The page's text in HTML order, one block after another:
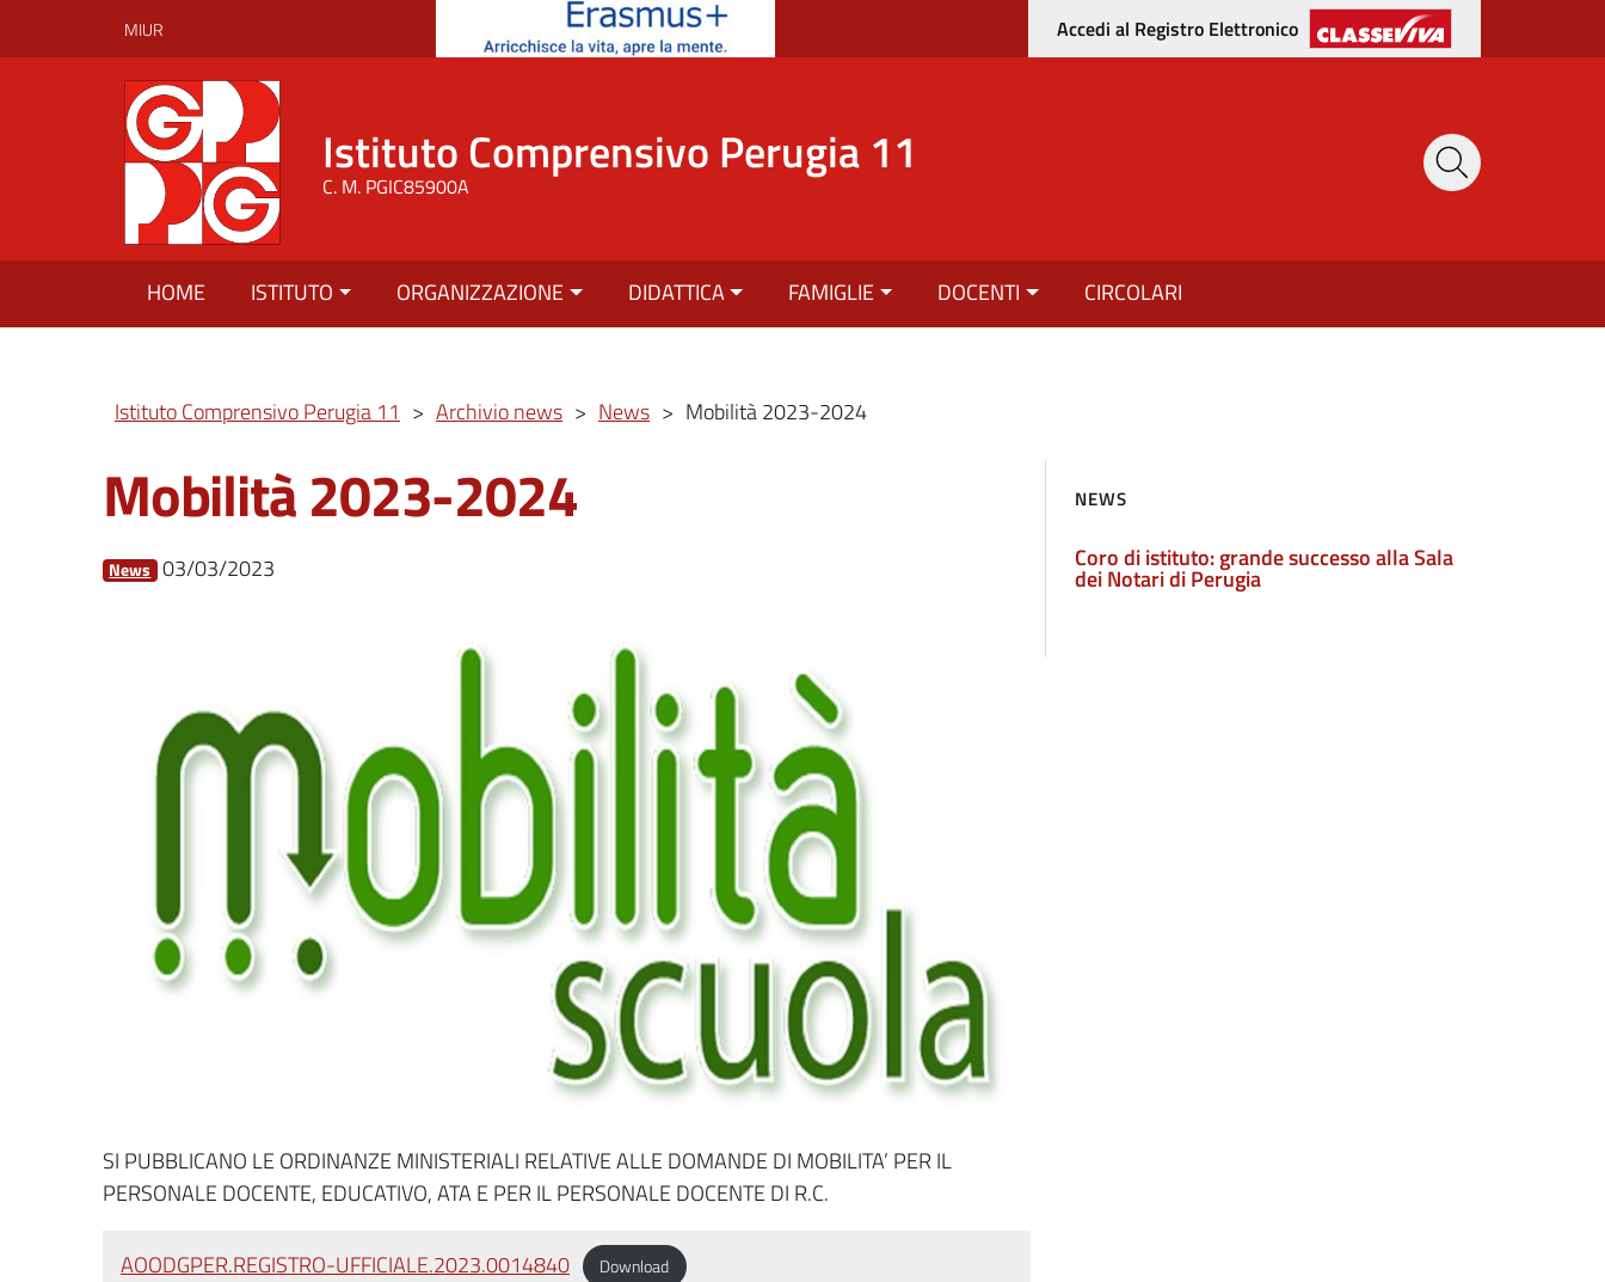
MIUR Accedi al Registro Elettronico
Istituto Comprensivo Perugia 11
C. M. PGIC85900A
HOME ISTITUTO ORGANIZZAZIONE DIDATTICA FAMIGLIE DOCENTI CIRCOLARI
Istituto Comprensivo Perugia 11 > Archivio news > News > Mobilità 2023-2024
Mobilità 2023-2024
News 03/03/2023
SI PUBBLICANO LE ORDINANZE MINISTERIALI RELATIVE ALLE DOMANDE DI MOBILITA’ PER IL
PERSONALE DOCENTE, EDUCATIVO, ATA E PER IL PERSONALE DOCENTE DI R.C.
AOODGPER.REGISTRO-UFFICIALE.2023.0014840 Download
NEWS
Coro di istituto: grande successo alla Sala
dei Notari di Perugia